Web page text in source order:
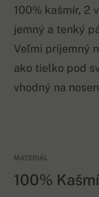
100% kašmír, 2
jemný a tenký
Veľmi príjemný
ako tielko pod
vhodný na
MATERIÁL
100%